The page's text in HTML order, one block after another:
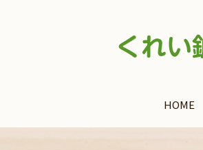
HOME